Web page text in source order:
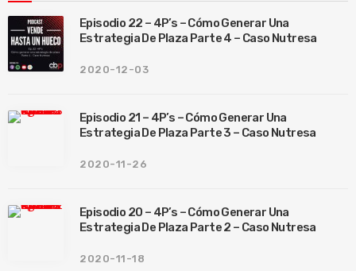
Episodio 22 – 4P’s – Cómo Generar Una
Estrategia De Plaza Parte 4 – Caso Nutresa
2020-12-03
Episodio 21 – 4P’s – Cómo Generar Una
Estrategia De Plaza Parte 3 – Caso Nutresa
2020-11-26
Episodio 20 – 4P’s – Cómo Generar Una
Estrategia De Plaza Parte 2 – Caso Nutresa
2020-11-18